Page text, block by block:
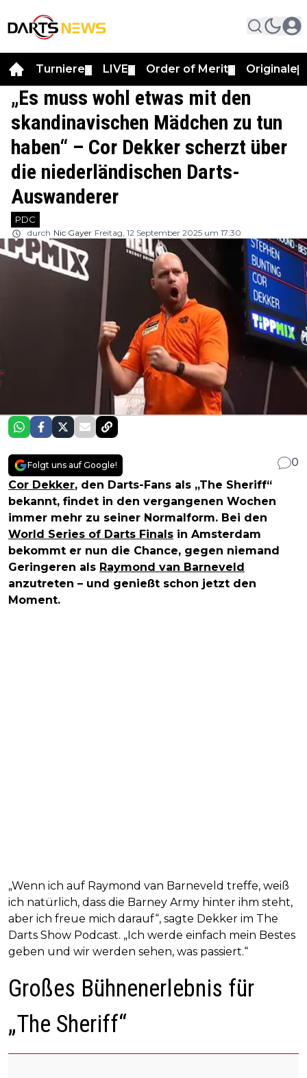
Turniere LIVE Order of Merit Originale
„Es muss wohl etwas mit den
skandinavischen Mädchen zu tun
haben“ – Cor Dekker scherzt über
die niederländischen Darts-
Auswanderer
PDC
durch Nic Gayer Freitag, 12 September 2025 um 17:30
Folgt uns auf Google!
0
Cor Dekker, den Darts-Fans als „The Sheriff“
bekannt, findet in den vergangenen Wochen
immer mehr zu seiner Normalform. Bei den
World Series of Darts Finals in Amsterdam
bekommt er nun die Chance, gegen niemand
Geringeren als Raymond van Barneveld
anzutreten – und genießt schon jetzt den
Moment.
„Wenn ich auf Raymond van Barneveld treffe, weiß
ich natürlich, dass die Barney Army hinter ihm steht,
aber ich freue mich darauf“, sagte Dekker im The
Darts Show Podcast. „Ich werde einfach mein Bestes
geben und wir werden sehen, was passiert.“
Großes Bühnenerlebnis für
„The Sheriff“